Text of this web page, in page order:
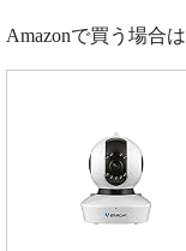
Amazonで買う場合は